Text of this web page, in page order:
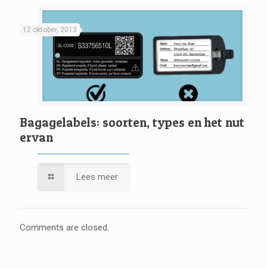
12 oktober, 2013
Bagagelabels: soorten, types en het nut
ervan
Lees meer
Comments are closed.